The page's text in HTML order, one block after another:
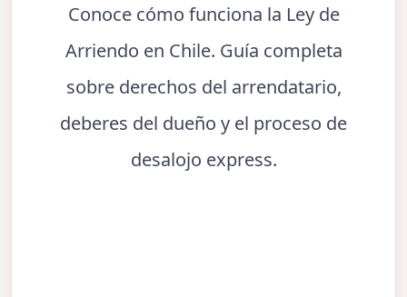
Conoce cómo funciona la Ley de
Arriendo en Chile. Guía completa
sobre derechos del arrendatario,
deberes del dueño y el proceso de
desalojo express.